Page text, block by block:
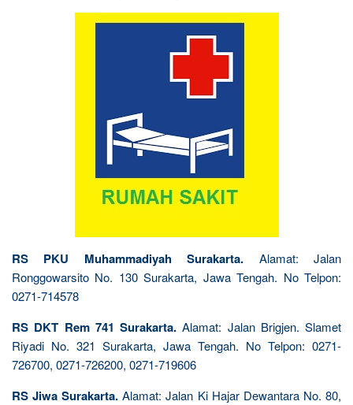
RS PKU Muhammadiyah Surakarta. Alamat: Jalan
Ronggowarsito No. 130 Surakarta, Jawa Tengah. No Telpon:
0271-714578
RS DKT Rem 741 Surakarta. Alamat: Jalan Brigjen. Slamet
Riyadi No. 321 Surakarta, Jawa Tengah. No Telpon: 0271-
726700, 0271-726200, 0271-719606
RS Jiwa Surakarta. Alamat: Jalan Ki Hajar Dewantara No. 80,